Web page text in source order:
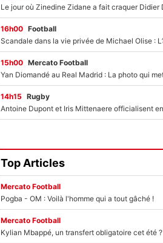
16h00 Football
15h00 Mercato Football
14h15 Rugby
Top Articles
Mercato Football
Pogba - OM : Voilà l'homme qui a tout gâché !
Mercato Football
Kylian Mbappé, un transfert obligatoire cet été ?